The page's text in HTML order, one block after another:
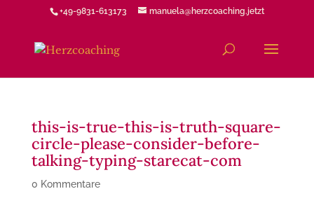
+49-9831-613173 manuela@herzcoaching.jetzt
this-is-true-this-is-truth-square-
circle-please-consider-before-
talking-typing-starecat-com
0 Kommentare